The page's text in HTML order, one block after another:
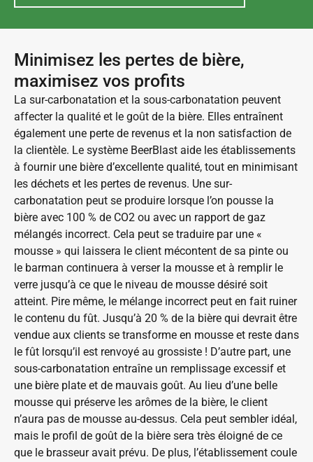
Minimisez les pertes de bière,
maximisez vos profits
La sur-carbonatation et la sous-carbonatation peuvent
affecter la qualité et le goût de la bière. Elles entraînent
également une perte de revenus et la non satisfaction de
la clientèle. Le système BeerBlast aide les établissements
à fournir une bière d’excellente qualité, tout en minimisant
les déchets et les pertes de revenus. Une sur-
carbonatation peut se produire lorsque l’on pousse la
bière avec 100 % de CO2 ou avec un rapport de gaz
mélangés incorrect. Cela peut se traduire par une «
mousse » qui laissera le client mécontent de sa pinte ou
le barman continuera à verser la mousse et à remplir le
verre jusqu’à ce que le niveau de mousse désiré soit
atteint. Pire même, le mélange incorrect peut en fait ruiner
le contenu du fût. Jusqu’à 20 % de la bière qui devrait être
vendue aux clients se transforme en mousse et reste dans
le fût lorsqu’il est renvoyé au grossiste ! D’autre part, une
sous-carbonatation entraîne un remplissage excessif et
une bière plate et de mauvais goût. Au lieu d’une belle
mousse qui préserve les arômes de la bière, le client
n’aura pas de mousse au-dessus. Cela peut sembler idéal,
mais le profil de goût de la bière sera très éloigné de ce
que le brasseur avait prévu. De plus, l’établissement coule